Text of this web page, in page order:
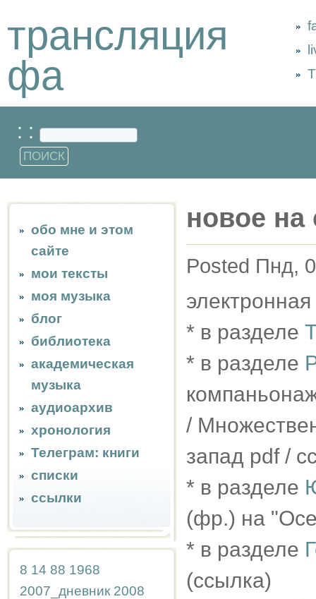
трансляция
фа
: :
обо мне и этом
сайте
мои тексты
моя музыка
блог
библиотека
академическая
музыка
аудиоархив
хронология
Телеграм: книги
списки
ссылки
8 14 88 1968
2007_дневник 2008
новое на
Posted Пнд,
* в разделе
* в разделе
/
запад pdf /
* в разделе
(фр.) на
* в разделе
(ссылка)